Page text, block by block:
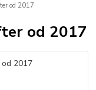
od 2017
od 2017